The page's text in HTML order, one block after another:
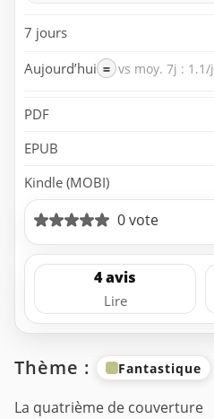
7 jours
Aujourd’hui = vs moy. 7j : 1.1/j
PDF
EPUB
Kindle (MOBI)
0 vote
4 avis
Lire
Thème : Fantastique
La quatrième de couverture